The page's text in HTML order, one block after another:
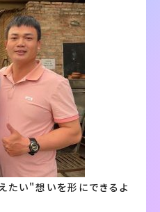
たい"想いを形にできるよ